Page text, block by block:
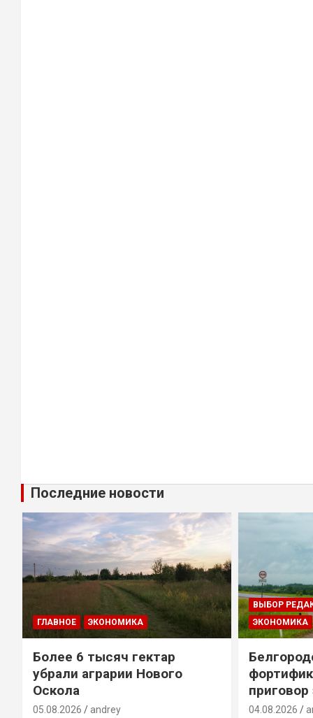
Последние новости
ГЛАВНОЕ ЭКОНОМИКА
Более 6 тысяч гектар
убрали аграрии Нового
Оскола
05.08.2026 andrey
ВЫБОР
ЭКОНОМИКА
04.08.2026